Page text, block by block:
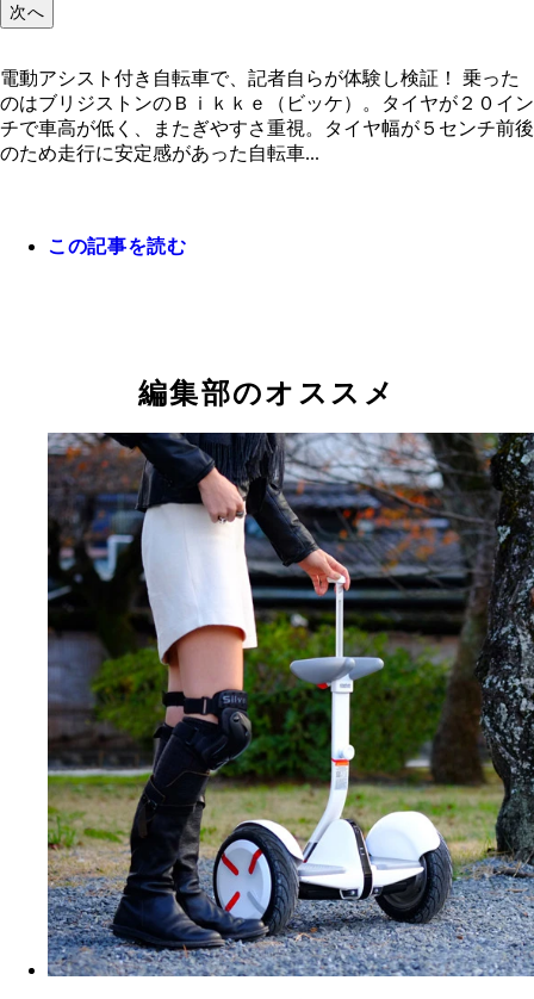
会員登録画面
「施錠の確認」メール
返却方法を記したメール
自動返却手続きが行われたという内容のメール
「自転車シェアリング広域実験」のサイト
次へ
電動アシスト付き自転車で、記者自らが体験し検証！ 乗った
のはブリジストンのＢｉｋｋｅ（ビッケ）。タイヤが２０イン
チで車高が低く、またぎやすさ重視。タイヤ幅が５センチ前後
のため走行に安定感があった自転車...
この記事を読む
編集部のオススメ